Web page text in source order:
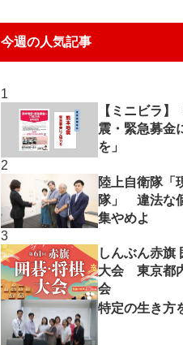
今週の人気記事
【ミニビラ】
震・緊急募金
を」
陸上自衛隊「
隊」 違法な
集やめよ
しんぶん赤旗
大会 東京都
会
特定の生き方